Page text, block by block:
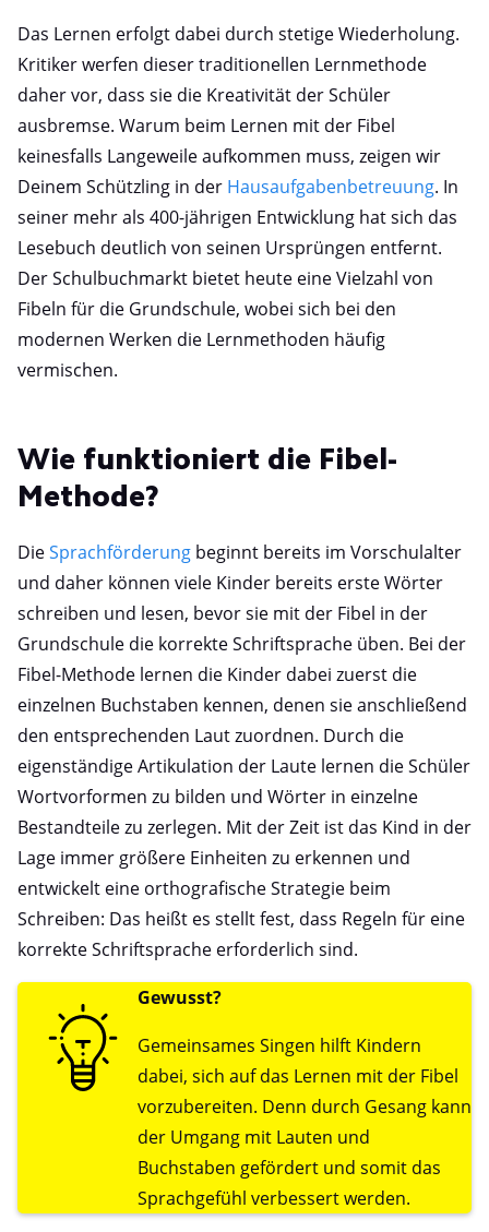
Das Lernen erfolgt dabei durch stetige Wiederholung.
Kritiker werfen dieser traditionellen Lernmethode
daher vor, dass sie die Kreativität der Schüler
ausbremse. Warum beim Lernen mit der Fibel
keinesfalls Langeweile aufkommen muss, zeigen wir
Deinem Schützling in der Hausaufgabenbetreuung. In
seiner mehr als 400-jährigen Entwicklung hat sich das
Lesebuch deutlich von seinen Ursprüngen entfernt.
Der Schulbuchmarkt bietet heute eine Vielzahl von
Fibeln für die Grundschule, wobei sich bei den
modernen Werken die Lernmethoden häufig
vermischen.
Wie funktioniert die Fibel-
Methode?
DieSprachförderung beginnt bereits im Vorschulalter
und daher können viele Kinder bereits erste Wörter
schreiben und lesen, bevor sie mit der Fibel in der
Grundschule die korrekte Schriftsprache üben. Bei der
Fibel-Methode lernen die Kinder dabei zuerst die
einzelnen Buchstaben kennen, denen sie anschließend
den entsprechenden Laut zuordnen. Durch die
eigenständige Artikulation der Laute lernen die Schüler
Wortvorformen zu bilden und Wörter in einzelne
Bestandteile zu zerlegen. Mit der Zeit ist das Kind in der
Lage immer größere Einheiten zu erkennen und
entwickelt eine orthografische Strategie beim
Schreiben: Das heißt es stellt fest, dass Regeln für eine
korrekte Schriftsprache erforderlich sind.
Gewusst?
Gemeinsames Singen hilft Kindern
dabei, sich auf das Lernen mit der Fibel
vorzubereiten. Denn durch Gesang kann
der Umgang mit Lauten und
Buchstaben gefördert und somit das
Sprachgefühl verbessert werden.